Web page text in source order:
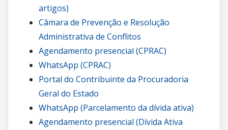
artigos)
Câmara de Prevenção e Resolução
Administrativa de Conflitos
Agendamento presencial (CPRAC)
WhatsApp (CPRAC)
Portal do Contribuinte da Procuradoria
Geral do Estado
WhatsApp (Parcelamento da dívida ativa)
Agendamento presencial (Dívida Ativa